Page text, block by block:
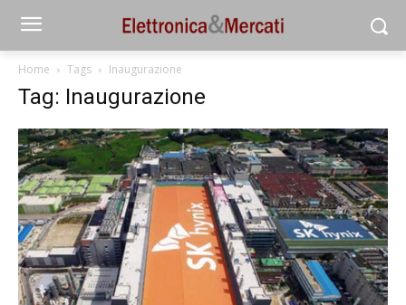
Home Tags Inaugurazione
Tag: Inaugurazione